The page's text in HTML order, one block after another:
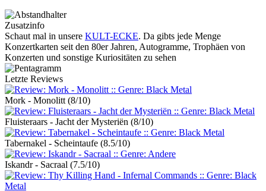
Zusatzinfo
Schaut mal in unsere KULT-ECKE. Da gibts jede Menge
Konzertkarten seit den 80er Jahren, Autogramme, Trophäen von
Konzerten und sonstige Kuriositäten zu sehen
Letzte Reviews
Mork - Monolitt (8/10)
Fluisteraars - Jacht der Mysteriën (8/10)
Tabernakel - Scheintaufe (8.5/10)
Iskandr - Sacraal (7.5/10)